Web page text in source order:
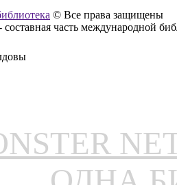
© Все права защищены
часть международной